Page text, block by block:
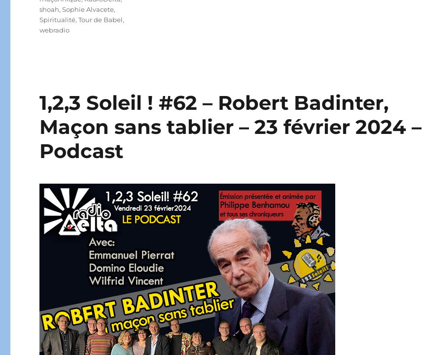
shoah,Sophie Alvacete,
Spiritualité,Tour de Babel,
webradio
1,2,3 Soleil ! #62 – Robert Badinter,
Maçon sans tablier – 23 février 2024 –
Podcast